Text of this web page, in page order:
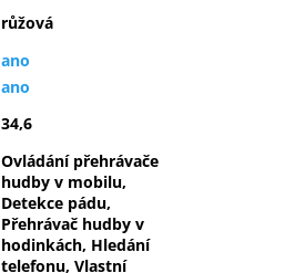
růžová
ano
ano
34,6
Ovládání přehrávače
hudby v mobilu,
Detekce pádu,
Přehrávač hudby v
hodinkách, Hledání
telefonu, Vlastní